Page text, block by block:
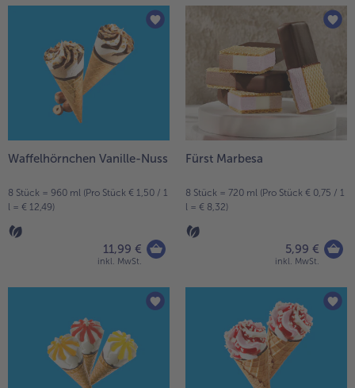
Waffelhörnchen Vanille-Nuss
8 Stück = 960 ml (Pro Stück € 1,50 / 1
l = € 12,49)
11,99 €
inkl. MwSt.
Fürst Marbesa
8 Stück = 720 ml (Pro Stück € 0,75 / 1
l = € 8,32)
5,99 €
inkl. MwSt.